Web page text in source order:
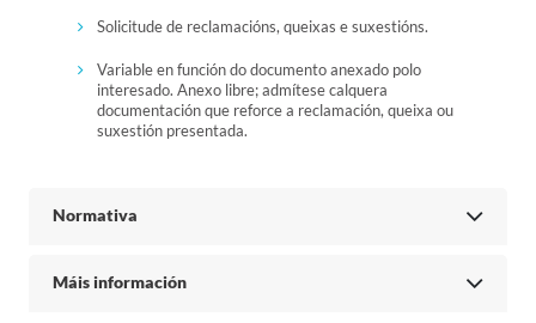
Solicitude de reclamacións, queixas e suxestións.
Variable en función do documento anexado polo
interesado. Anexo libre; admítese calquera
documentación que reforce a reclamación, queixa ou
suxestión presentada.
Normativa
Máis información